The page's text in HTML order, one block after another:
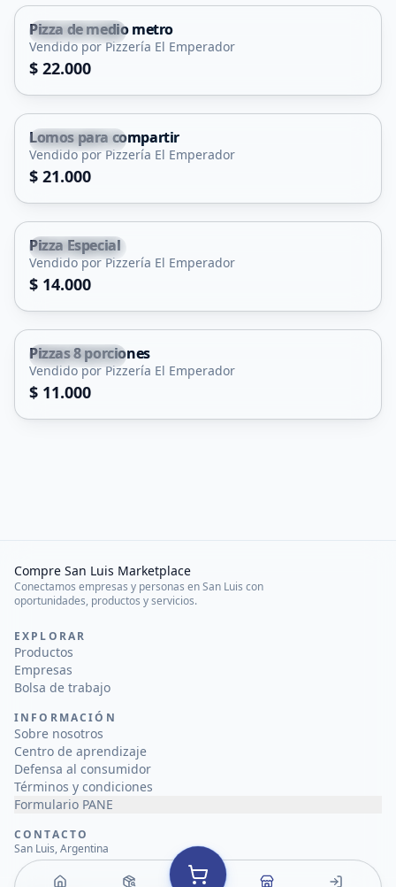
Juana Koslay
Pizza de medio metro
Vendido por Pizzería El Emperador
$ 22.000
Juana Koslay
Lomos para compartir
Vendido por Pizzería El Emperador
$ 21.000
Juana Koslay
Pizza Especial
Vendido por Pizzería El Emperador
$ 14.000
Juana Koslay
Pizzas 8 porciones
Vendido por Pizzería El Emperador
$ 11.000
Compre San Luis Marketplace
Conectamos empresas y personas en San Luis con
oportunidades, productos y servicios.
EXPLORAR
Productos
Empresas
Bolsa de trabajo
INFORMACIÓN
Sobre nosotros
Centro de aprendizaje
Defensa al consumidor
Términos y condiciones
Formulario PANE
CONTACTO
San Luis, Argentina